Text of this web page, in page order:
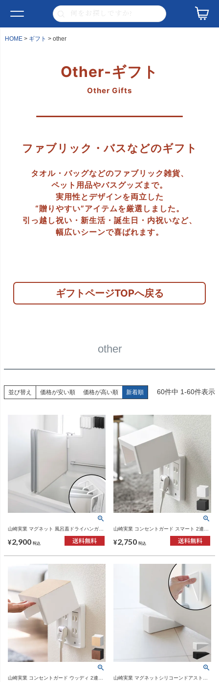
HOME ギフト other
Other-ギフト
Other Gifts
ファブリック・バスなどのギフト
タオル・バッグなどのファブリック雑貨、
ペット用品やバスグッズまで。
実用性とデザインを両立した
“贈りやすい”アイテムを厳選しました。
引っ越し祝い・新生活・誕生日・内祝いなど、
幅広いシーンで喜ばれます。
ギフトページTOPへ戻る
other
並び替え 価格が安い順 価格が高い順 新着順 60件中 1-60件表示
山崎実業 マグネット 風呂蓋ドライハンガー
タワーシリーズ
¥2,900 税込
山崎実業 コンセントガード スマート 2連6
ーズ
¥2,750 税込
山崎実業 コンセントガード ウッディ 2連6
山崎実業 マグネットシリコーンドアストッ